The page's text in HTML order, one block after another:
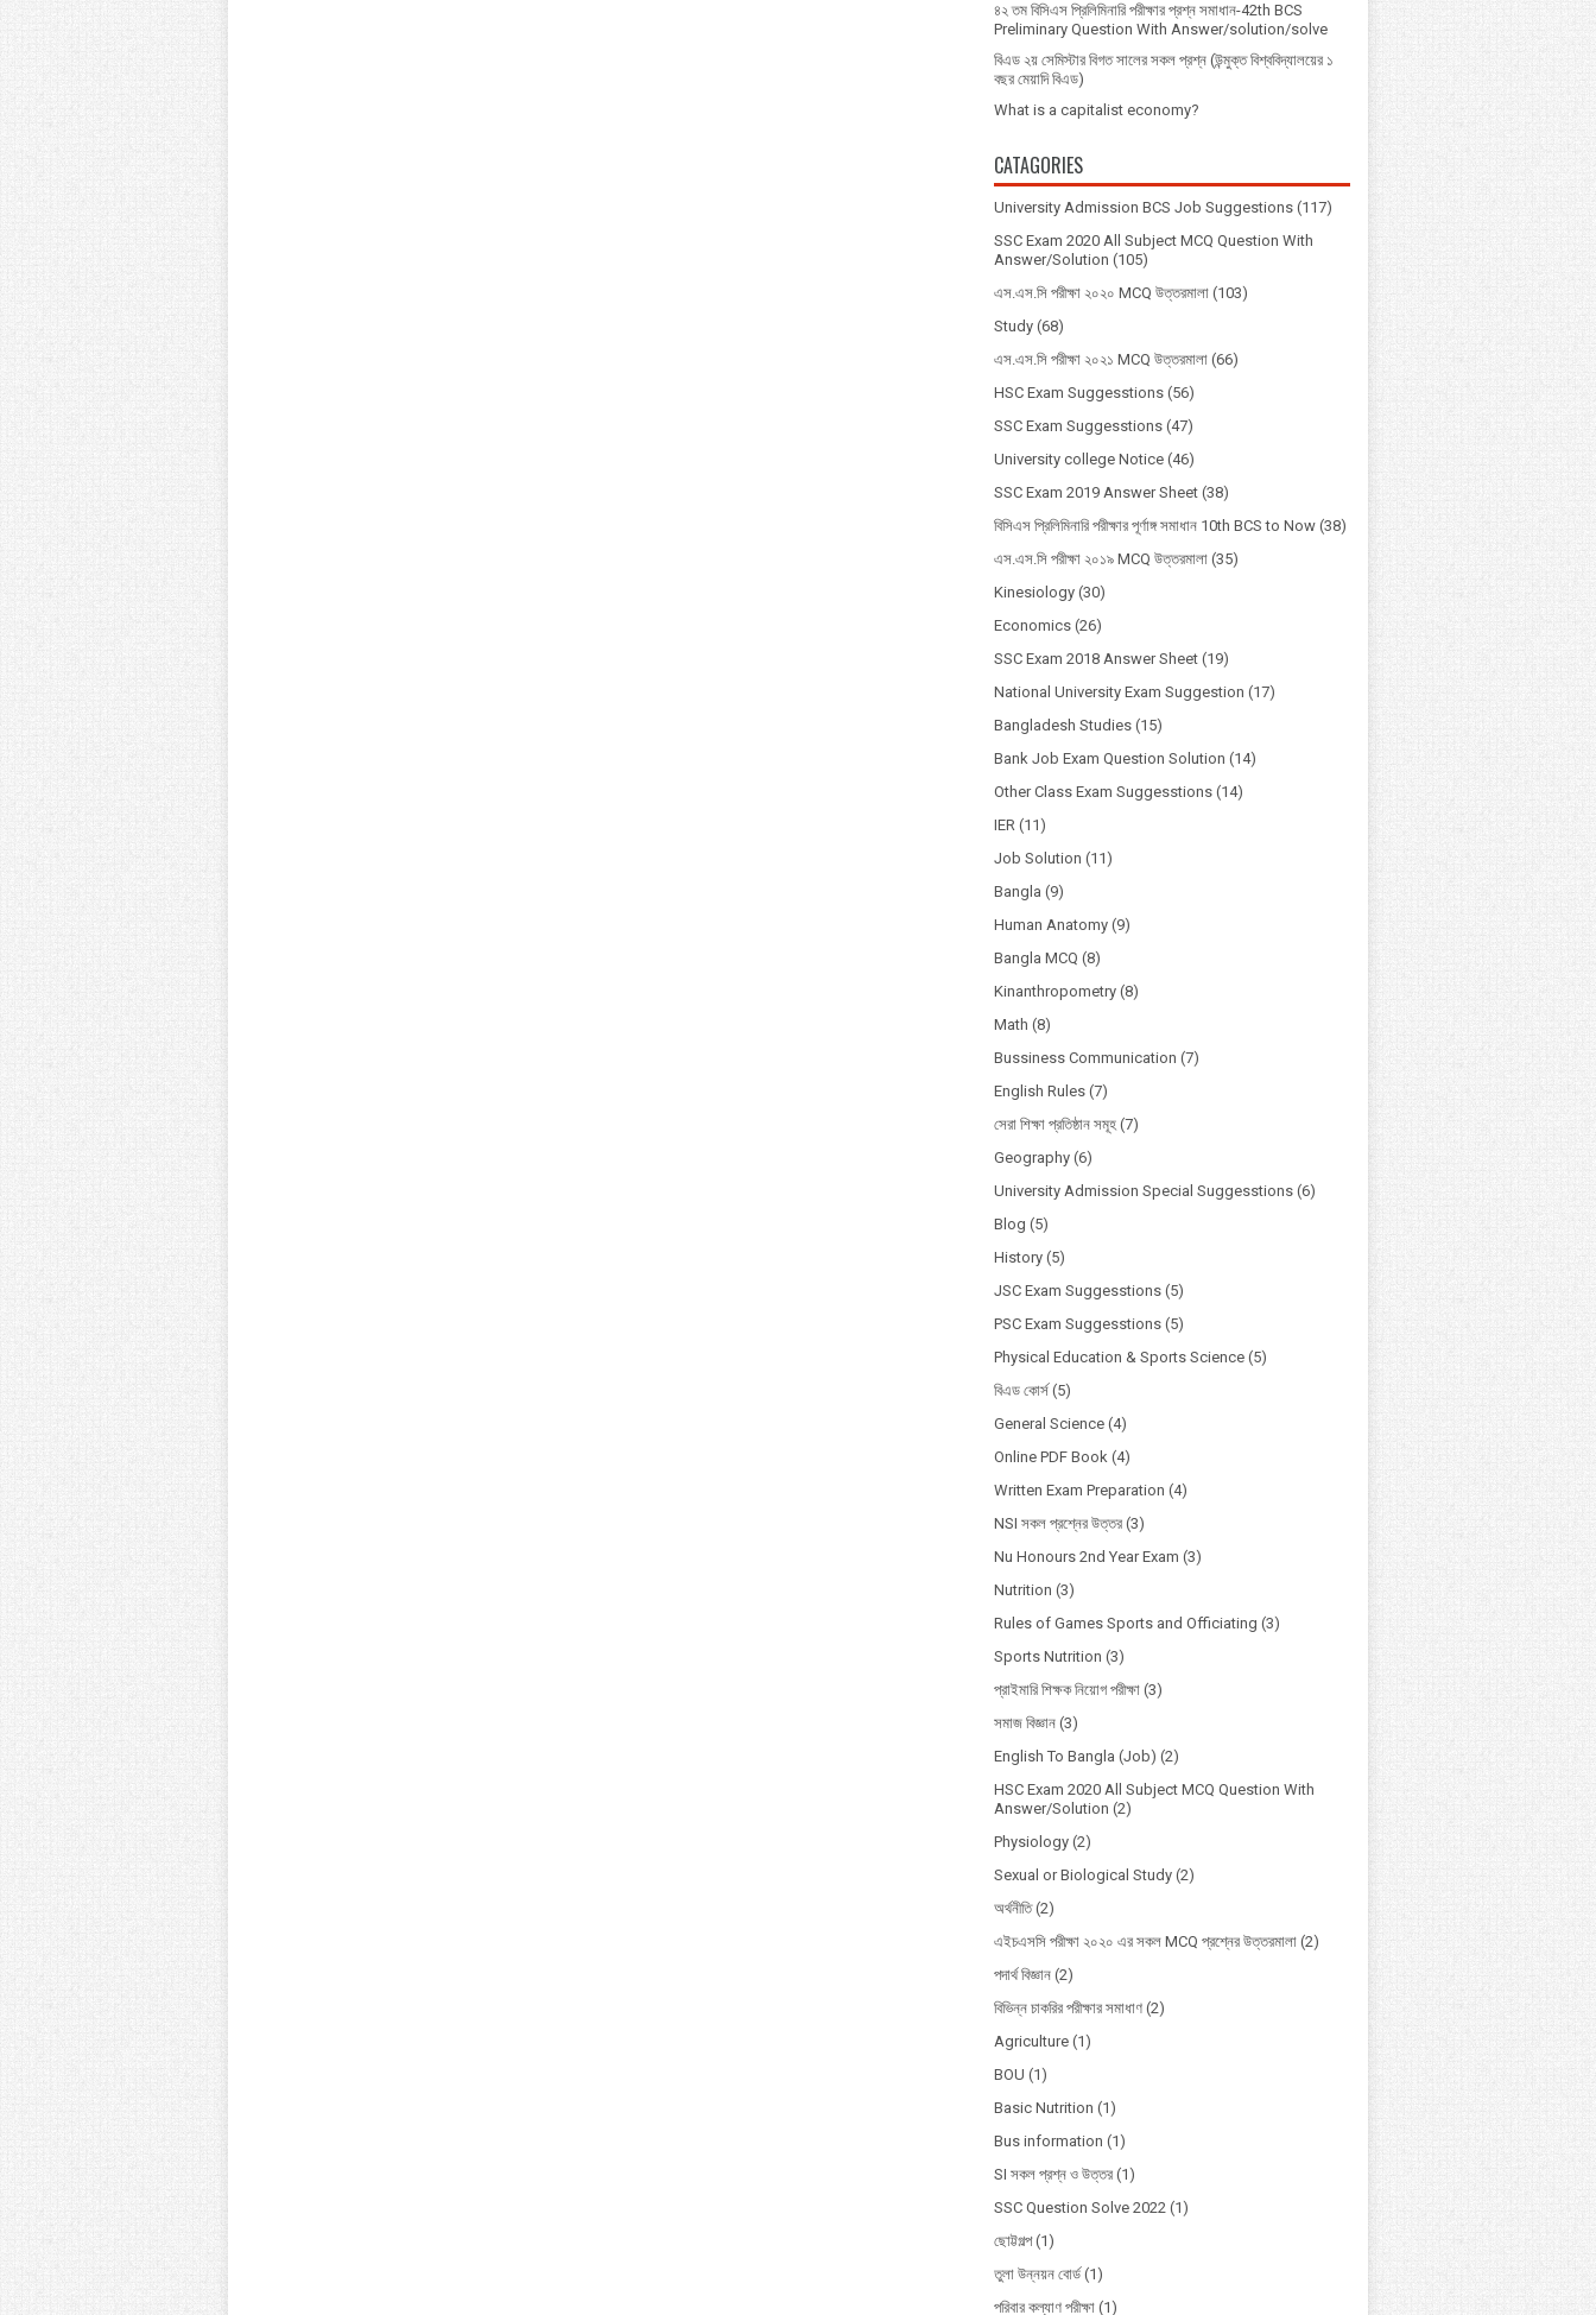
৪২ তম বিসিএস প্রিলিমিনারি পরীক্ষার প্রশ্ন সমাধান-42th BCS
Preliminary Question With Answer/solution/solve
বিএড ২য় সেমিস্টার বিগত সালের সকল প্রশ্ন (উন্মুক্ত বিশ্ববিদ্যালয়ের ১
বছর মেয়াদি বিএড)
What is a capitalist economy?
CATAGORIES
University Admission BCS Job Suggestions (117)
SSC Exam 2020 All Subject MCQ Question With
Answer/Solution (105)
এস.এস.সি পরীক্ষা ২০২০ MCQ উত্তরমালা (103)
Study (68)
এস.এস.সি পরীক্ষা ২০২১ MCQ উত্তরমালা (66)
HSC Exam Suggesstions (56)
SSC Exam Suggesstions (47)
University college Notice (46)
SSC Exam 2019 Answer Sheet (38)
বিসিএস প্রিলিমিনারি পরীক্ষার পূর্ণাঙ্গ সমাধান 10th BCS to Now (38)
এস.এস.সি পরীক্ষা ২০১৯ MCQ উত্তরমালা (35)
Kinesiology (30)
Economics (26)
SSC Exam 2018 Answer Sheet (19)
National University Exam Suggestion (17)
Bangladesh Studies (15)
Bank Job Exam Question Solution (14)
Other Class Exam Suggesstions (14)
IER (11)
Job Solution (11)
Bangla (9)
Human Anatomy (9)
Bangla MCQ (8)
Kinanthropometry (8)
Math (8)
Bussiness Communication (7)
English Rules (7)
সেরা শিক্ষা প্রতিষ্ঠান সমূহ (7)
Geography (6)
University Admission Special Suggesstions (6)
Blog (5)
History (5)
JSC Exam Suggesstions (5)
PSC Exam Suggesstions (5)
Physical Education & Sports Science (5)
বিএড কোর্স (5)
General Science (4)
Online PDF Book (4)
Written Exam Preparation (4)
NSI সকল প্রশ্নের উত্তর (3)
Nu Honours 2nd Year Exam (3)
Nutrition (3)
Rules of Games Sports and Officiating (3)
Sports Nutrition (3)
প্রাইমারি শিক্ষক নিয়োগ পরীক্ষা (3)
সমাজ বিজ্ঞান (3)
English To Bangla (Job) (2)
HSC Exam 2020 All Subject MCQ Question With
Answer/Solution (2)
Physiology (2)
Sexual or Biological Study (2)
অর্থনীতি (2)
এইচএসসি পরীক্ষা ২০২০ এর সকল MCQ প্রশ্নের উত্তরমালা (2)
পদার্থ বিজ্ঞান (2)
বিভিন্ন চাকরির পরীক্ষার সমাধাণ (2)
Agriculture (1)
BOU (1)
Basic Nutrition (1)
Bus information (1)
SI সকল প্রশ্ন ও উত্তর (1)
SSC Question Solve 2022 (1)
ছোট্টগল্প (1)
তুলা উন্নয়ন বোর্ড (1)
পরিবার কল্যাণ পরীক্ষা (1)